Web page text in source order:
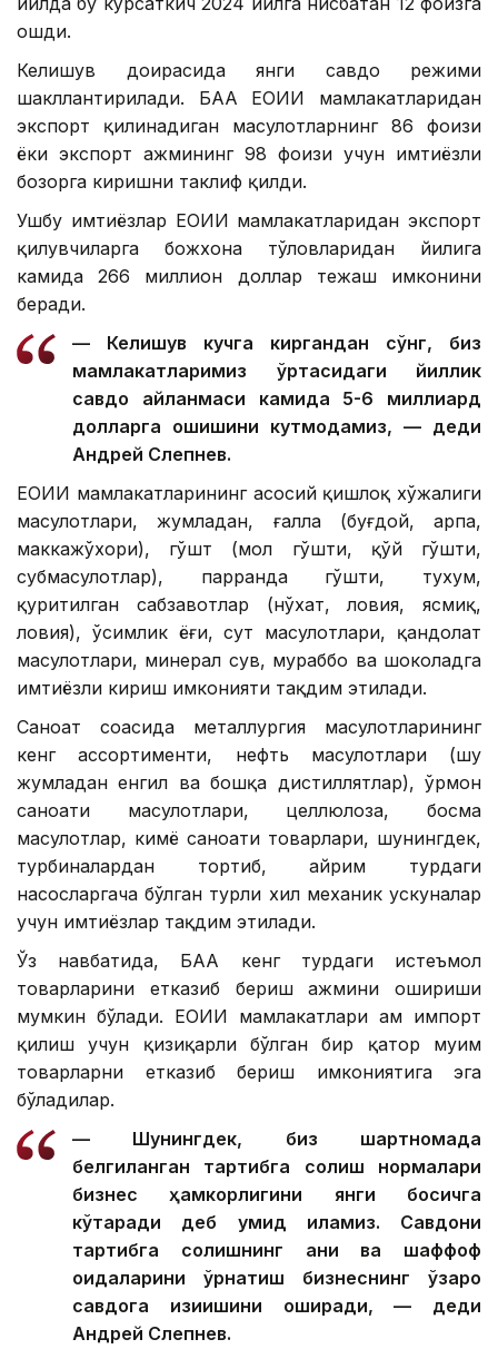
ошди.
Келишув доирасида янги савдо режими
шакллантирилади. БАА ЕОИИ мамлакатларидан
экспорт қилинадиган маҳсулотларнинг 86 фоизи
ёки экспорт ҳажмининг 98 фоизи учун имтиёзли
бозорга киришни таклиф қилди.
Ушбу имтиёзлар ЕОИИ мамлакатларидан экспорт
қилувчиларга божхона тўловларидан йилига
камида 266 миллион доллар тежаш имконини
беради.
— Келишув кучга киргандан сўнг, биз
мамлакатларимиз ўртасидаги йиллик
савдо айланмаси камида 5-6 миллиард
долларга ошишини кутмоқдамиз, — деди
Андрей Слепнев.
ЕОИИ мамлакатларининг асосий қишлоқ хўжалиги
маҳсулотлари, жумладан, ғалла (буғдой, арпа,
маккажўхори), гўшт (мол гўшти, қўй гўшти,
субмаҳсулотлар), парранда гўшти, тухум,
қуритилган сабзавотлар (нўхат, ловия, ясмиқ,
ловия), ўсимлик ёғи, сут маҳсулотлари, қандолат
маҳсулотлари, минерал сув, мураббо ва шоколадга
имтиёзли кириш имконияти тақдим этилади.
Саноат соҳасида металлургия маҳсулотларининг
кенг ассортименти, нефть маҳсулотлари (шу
жумладан енгил ва бошқа дистиллятлар), ўрмон
саноати маҳсулотлари, целлюлоза, босма
маҳсулотлар, кимё саноати товарлари, шунингдек,
турбиналардан тортиб, айрим турдаги
насосларгача бўлган турли хил механик ускуналар
учун имтиёзлар тақдим этилади.
Ўз навбатида, БАА кенг турдаги истеъмол
товарларини етказиб бериш ҳажмини ошириши
мумкин бўлади. ЕОИИ мамлакатлари ҳам импорт
қилиш учун қизиқарли бўлган бир қатор муҳим
товарларни етказиб бериш имкониятига эга
бўладилар.
— Шунингдек, биз шартномада
белгиланган тартибга солиш нормалари
бизнес ҳамкорлигини янги босқичга
кўтаради деб умид қиламиз. Савдони
тартибга солишнинг аниқ ва шаффоф
қоидаларини ўрнатиш бизнеснинг ўзаро
савдога қизиқишини оширади, — деди
Андрей Слепнев.